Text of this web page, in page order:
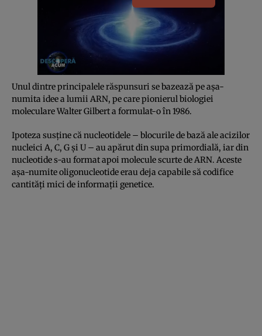
Unul dintre principalele răspunsuri se bazează pe așa-
numita idee a lumii ARN, pe care pionierul biologiei
moleculare Walter Gilbert a formulat-o în 1986.
Ipoteza susține că nucleotidele – blocurile de bază ale acizilor
nucleici A, C, G și U – au apărut din supa primordială, iar din
nucleotide s-au format apoi molecule scurte de ARN. Aceste
așa-numite oligonucleotide erau deja capabile să codifice
cantități mici de informații genetice.